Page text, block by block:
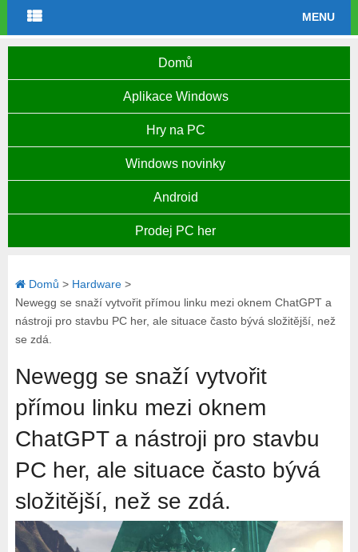
MENU
Domů
Aplikace Windows
Hry na PC
Windows novinky
Android
Prodej PC her
Domů > Hardware>
Newegg se snaží vytvořit přímou linku mezi oknem ChatGPT a
nástroji pro stavbu PC her, ale situace často bývá složitější, než
se zdá.
Newegg se snaží vytvořit
přímou linku mezi oknem
ChatGPT a nástroji pro stavbu
PC her, ale situace často bývá
složitější, než se zdá.